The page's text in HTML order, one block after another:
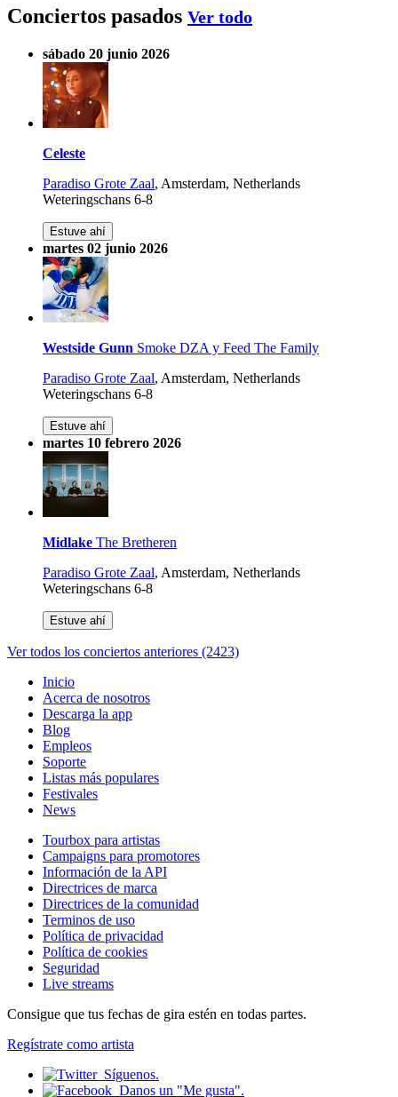
Conciertos pasados Ver todo
sábado 20 junio 2026
Celeste
Paradiso Grote Zaal, Amsterdam, Netherlands
Weteringschans 6-8
Estuve ahí
martes 02 junio 2026
Westside Gunn Smoke DZA y Feed The Family
Paradiso Grote Zaal, Amsterdam, Netherlands
Weteringschans 6-8
Estuve ahí
martes 10 febrero 2026
Midlake The Bretheren
Paradiso Grote Zaal, Amsterdam, Netherlands
Weteringschans 6-8
Estuve ahí
Ver todos los conciertos anteriores (2423)
Inicio
Acerca de nosotros
Descarga la app
Blog
Empleos
Soporte
Listas más populares
Festivales
News
Tourbox para artistas
Campaigns para promotores
Información de la API
Directrices de marca
Directrices de la comunidad
Terminos de uso
Política de privacidad
Política de cookies
Seguridad
Live streams
Consigue que tus fechas de gira estén en todas partes.
Regístrate como artista
Síguenos.
Danos un "Me gusta".